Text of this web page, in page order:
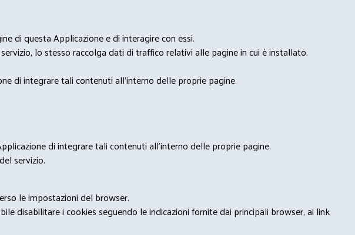
di questa Applicazione e di interagire con essi.
lo stesso raccolga dati di traffico relativi alle pagine in cui è installato.
di integrare tali contenuti all'interno delle proprie pagine.
di integrare tali contenuti all'interno delle proprie pagine.
servizio.
le impostazioni del browser.
disabilitare i cookies seguendo le indicazioni fornite dai principali browser, ai link